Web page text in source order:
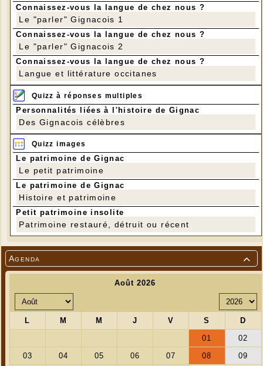

Agenda
Connaissez-vous la langue de chez nous ?
Le "parler" Gignacois 1
Connaissez-vous la langue de chez nous ?
Le "parler" Gignacois 2
Connaissez-vous la langue de chez nous ?
Langue et littérature occitanes
Quizz à réponses multiples
Personnalités liées à l'histoire de Gignac
Des Gignacois célèbres
Quizz images
Le patrimoine de Gignac
Le petit patrimoine
Le patrimoine de Gignac
Histoire et patrimoine
Petit patrimoine insolite
Patrimoine restauré, détruit ou récent